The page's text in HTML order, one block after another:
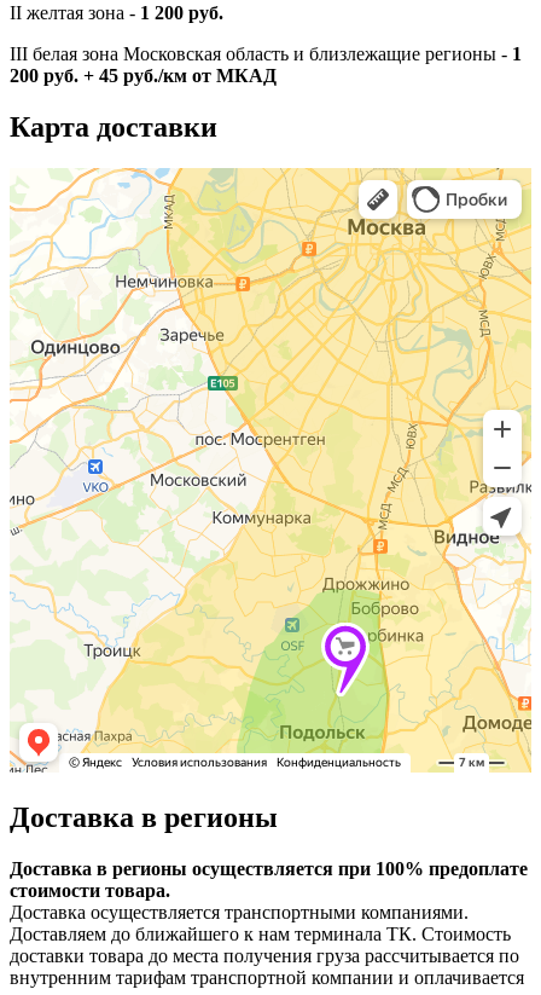
II желтая зона - 1 200 руб.
III белая зона Московская область и близлежащие регионы - 1
200 руб. + 45 руб./км от МКАД
Карта доставки
Доставка в регионы
Доставка в регионы осуществляется при 100% предоплате
стоимости товара.
Доставка осуществляется транспортными компаниями.
Доставляем до ближайшего к нам терминала ТК. Стоимость
доставки товара до места получения груза рассчитывается по
внутренним тарифам транспортной компании и оплачивается